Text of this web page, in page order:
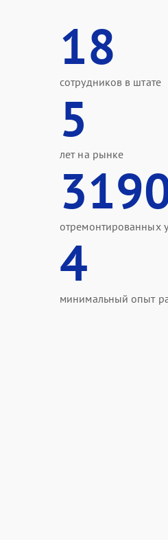
18
сотрудников в штате
5
лет на рынке
отремонтированных
4
минимальный опыт